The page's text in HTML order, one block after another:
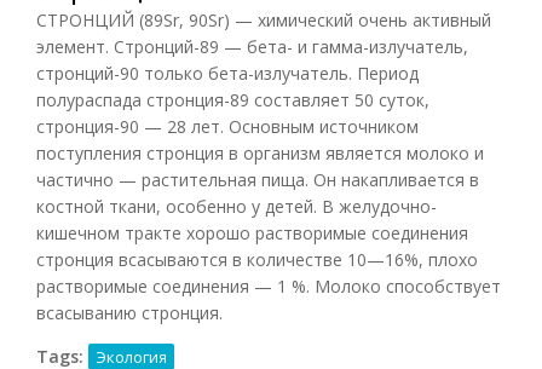
СТРОНЦИЙ (89Sr, 90Sr) — химический очень активный
элемент. Стронций-89 — бета- и гамма-излучатель,
стронций-90 только бета-излучатель. Период
полураспада стронция-89 составляет 50 суток,
стронция-90 — 28 лет. Основным источником
поступления стронция в организм является молоко и
частично — растительная пища. Он накапливается в
костной ткани, особенно у детей. В желудочно-
кишечном тракте хорошо растворимые соединения
стронция всасываются в количестве 10—16%, плохо
растворимые соединения — 1 %. Молоко способствует
всасыванию стронция.
Tags:
Экология